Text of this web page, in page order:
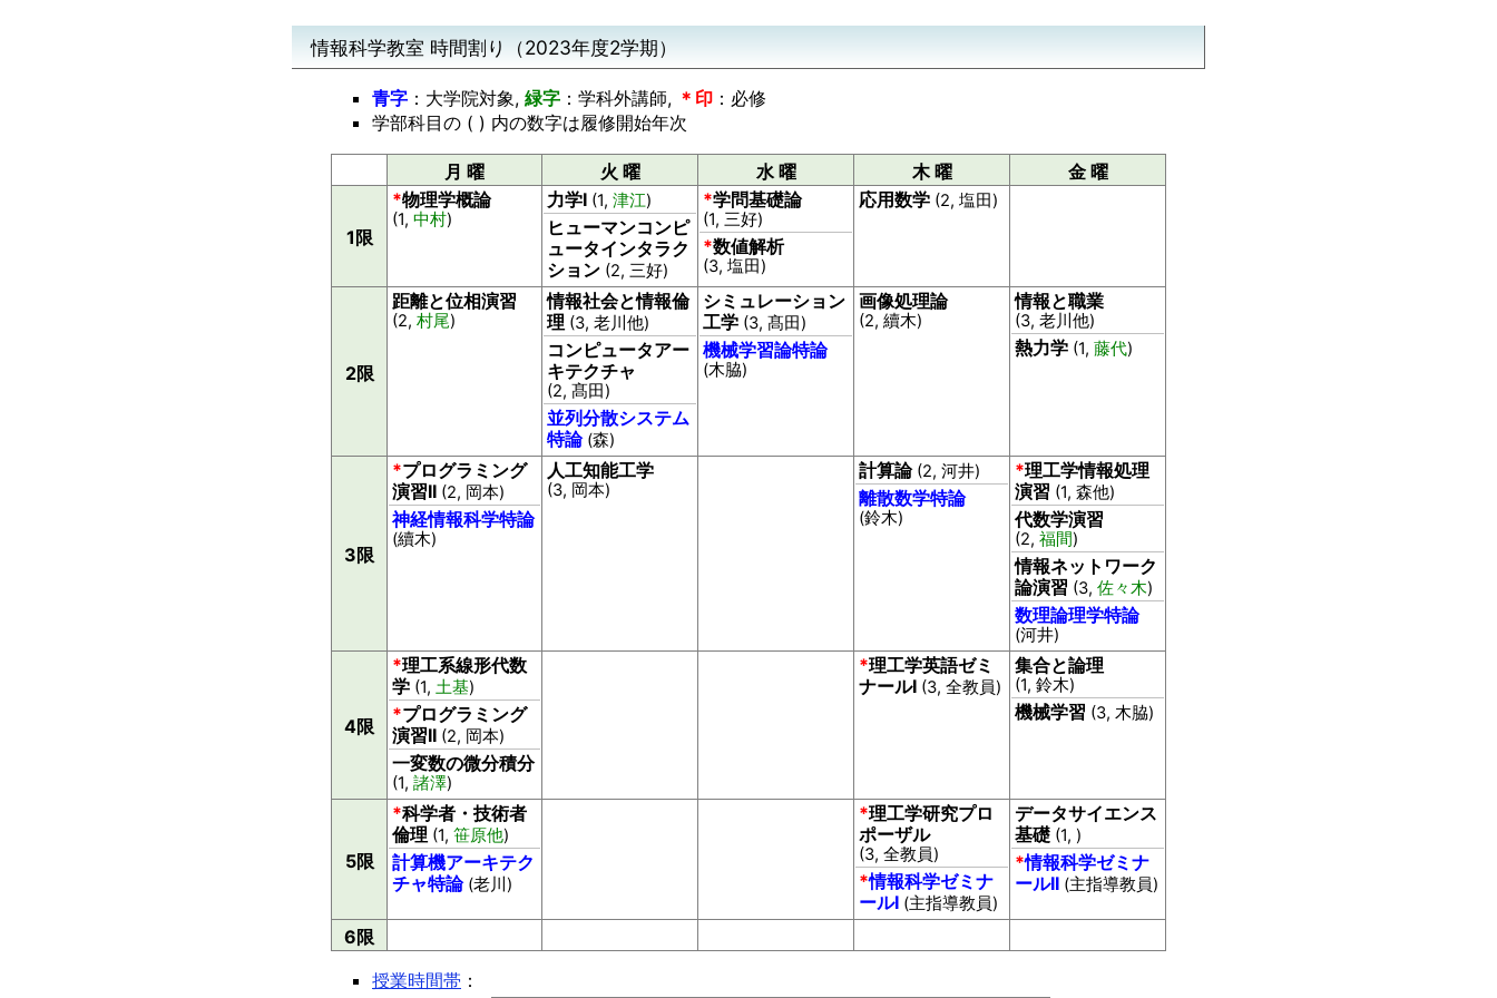
情報科学教室 時間割り（2023年度2学期）
青字 ：大学院対象, 緑字 ：学科外講師, ＊印 ：必修
学部科目の ( ) 内の数字は履修開始年次
月 曜 火 曜 水 曜 木 曜 金 曜
1限
*物理学概論
(1, 中村)
力学I (1, 津江)
ヒューマンコンピ
ュータインタラク
ション (2, 三好)
*学問基礎論
(1, 三好)
*数値解析
(3, 塩田)
応用数学 (2, 塩田)
2限
距離と位相演習
(2, 村尾)
情報社会と情報倫
理 (3, 老川他)
コンピュータアー
キテクチャ
(2, 髙田)
並列分散システム
特論 (森)
シミュレーション
工学 (3, 髙田)
機械学習論特論
(木脇)
画像処理論
(2, 續木)
情報と職業
(3, 老川他)
熱力学 (1, 藤代)
3限
*プログラミング
演習II (2, 岡本)
神経情報科学特論
(續木)
人工知能工学
(3, 岡本)
計算論 (2, 河井)
離散数学特論
(鈴木)
*理工学情報処理
演習 (1, 森他)
代数学演習
(2, 福間)
情報ネットワーク
論演習 (3, 佐々木)
数理論理学特論
(河井)
4限
*理工系線形代数
学 (1, 土基)
*プログラミング
演習II (2, 岡本)
一変数の微分積分
(1, 諸澤)
*理工学英語ゼミ
ナールI (3, 全教員)
集合と論理
(1, 鈴木)
機械学習 (3, 木脇)
5限
*科学者・技術者
倫理 (1, 笹原他)
計算機アーキテク
チャ特論 (老川)
*理工学研究プロ
ポーザル
(3, 全教員)
*情報科学ゼミナ
ールI (主指導教員)
データサイエンス
基礎 (1, )
*情報科学ゼミナ
ールII (主指導教員)
6限
授業時間帯 ：